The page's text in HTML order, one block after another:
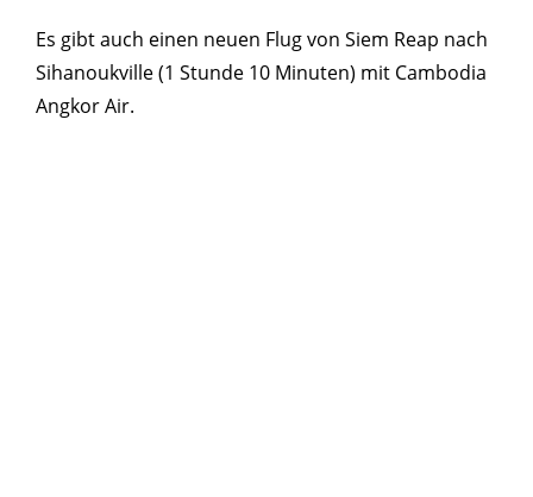
Es gibt auch einen neuen Flug von Siem Reap nach
Sihanoukville (1 Stunde 10 Minuten) mit Cambodia
Angkor Air.